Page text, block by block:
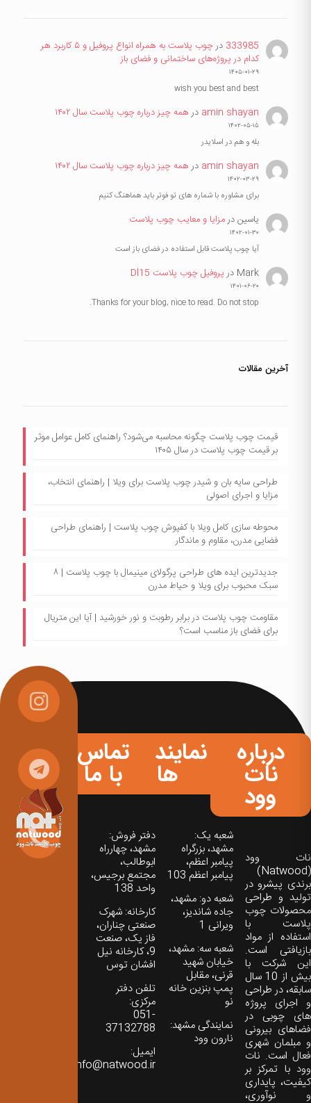
333985 در
چوب پلاست به همراه انواع پروفیل و ۵ کاربرد هر
کدام در پروژه‌های ساختمانی و فضای باز
۱۴۰۵-۰۱-۲۹
wish you best and best
amin shayan درهمه چیز درباره چوب پلاست سال ۱۴۰۲
۱۴۰۲-۰۵-۱۵
بله و هم در اسلایدر
amin shayan درهمه چیز درباره چوب پلاست سال ۱۴۰۲
۱۴۰۲-۰۳-۲۹
برای مشاوره با شماره های تو فوتر باید هماهنگ کنیم
یاسیندرمزایا و معایب چوب پلاست
۱۴۰۲-۰۱-۳۰
آیا چوب پلاست قابل استفاده در فضای باز است
Mark درپروفیل چوب پلاست Dl15
۱۴۰۱-۰۶-۲۰
Thanks for your blog, nice to read. Do not stop.
آخرین مقالات
قیمت چوب پلاست چگونه محاسبه می‌شود؟ راهنمای کامل عوامل موثر
بر قیمت چوب پلاست در سال ۱۴۰۵
طراحی سایه بان و شیدر چوب پلاست برای ویلا | راهنمای انتخاب،
مزایا و اجرای اصولی
محوطه سازی کامل ویلا با کفپوش چوب پلاست | راهنمای طراحی
فضایی مدرن، مقاوم و ماندگار
جدیدترین ایده های طراحی پرگولای مینیمال با چوب پلاست | ۸
سبک محبوب برای ویلا و حیاط مدرن
مقاومت چوب پلاست در برابر رطوبت و نور خورشید | آیا این متریال
برای فضای باز مناسب است؟
درباره
نات
وود
نات‌ وود
(Natwood)
برندی پیشرو در
تولید و طراحی
محصولات چوب
پلاست با
استفاده از مواد
بازیافتی است.
این شرکت با
بیش از 10 سال
سابقه، در طراحی
و اجرای پروژه
های چوبی در
فضاهای بیرونی
و مبلمان شهری
فعال است. نات
وود با تمرکز بر
کیفیت، پایداری
و نوآوری،
نمایندگی
ها
شعبه یک:
مشهد، بزرگراه
پیامبر اعظم،
پیامبر اعظم 103
شعبه دو: مشهد،
جاده شاندیز،
ویرانی 1
شعبه سه: مشهد،
خیابان شهید
قرنی، مقابل
پمپ بنزین خانه
نو
نمایندگی مشهد:
نارون وود
تماس
با ما
دفتر فروش:
مشهد، چهارراه
ابوطالب،
مجتمع برجیس،
واحد 138
کارخانه: شهرک
صنعتی چناران،
فاز یک، صنعت
9، کارخانه نیل
افشان توس
تلفن دفتر
مرکزی:
051-
37132788
ایمیل:
info@natwood.ir